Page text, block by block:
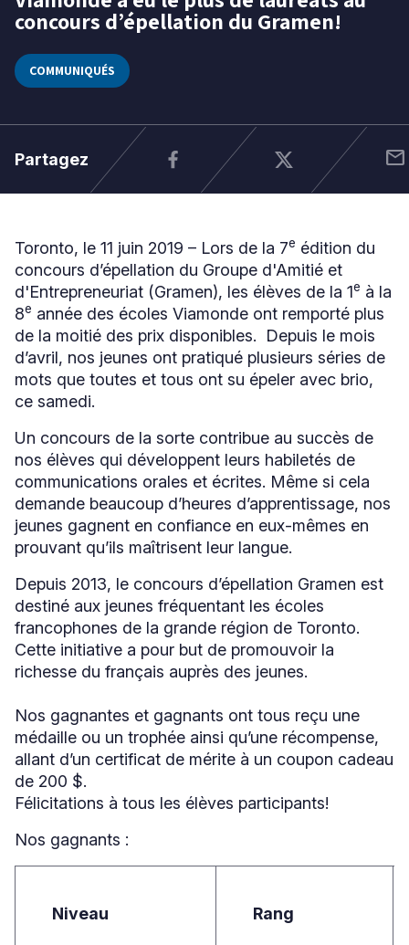
Niveau
Tous
RECHERCHER
juin
concours d’épellation du Gramen!
COMMUNIQUÉS
Partagez mail
Toronto, le 11 juin 2019 – Lors de la 7e édition du
concours d’épellation du Groupe d'Amitié et
d'Entrepreneuriat (Gramen), les élèves de la 1e à la
8e année des écoles Viamonde ont remporté plus
de la moitié des prix disponibles. Depuis le mois
d’avril, nos jeunes ont pratiqué plusieurs séries de
mots que toutes et tous ont su épeler avec brio,
ce samedi.
Un concours de la sorte contribue au succès de
nos élèves qui développent leurs habiletés de
communications orales et écrites. Même si cela
demande beaucoup d’heures d’apprentissage, nos
jeunes gagnent en confiance en eux-mêmes en
prouvant qu’ils maîtrisent leur langue.
Depuis 2013, le concours d’épellation Gramen est
destiné aux jeunes fréquentant les écoles
francophones de la grande région de Toronto.
Cette initiative a pour but de promouvoir la
richesse du français auprès des jeunes.
Nos gagnantes et gagnants ont tous reçu une
médaille ou un trophée ainsi qu’une récompense,
allant d’un certificat de mérite à un coupon cadeau
de 200 $.
Félicitations à tous les élèves participants!
Nos gagnants :
Niveau Rang